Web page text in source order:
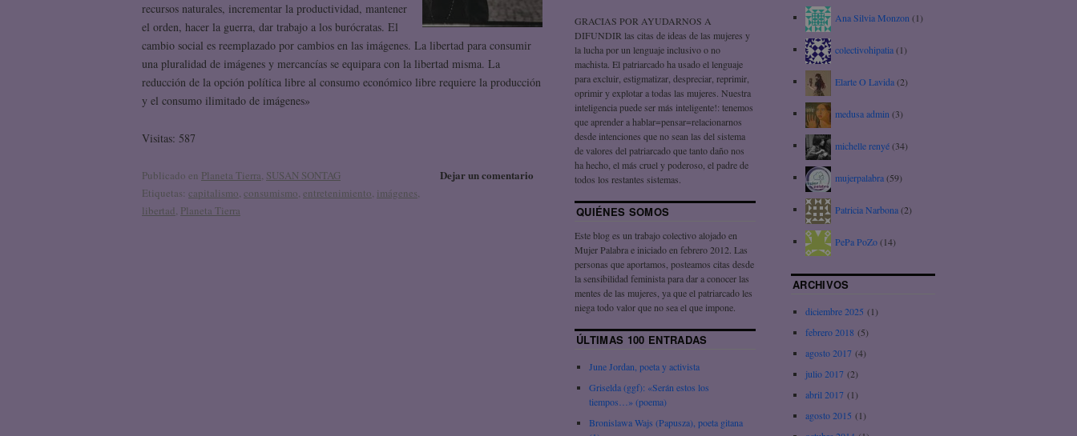
recursos naturales, incrementar la productividad, mantener
el orden, hacer la guerra, dar trabajo a los burócratas. El
cambio social es reemplazado por cambios en las imágenes. La libertad para consumir
una pluralidad de imágenes y mercancías se equipara con la libertad misma. La
reducción de la opción política libre al consumo económico libre requiere la producción
y el consumo ilimitado de imágenes»
Visitas: 587
Dejar un comentario
Publicado en Planeta Tierra, SUSAN SONTAG
Etiquetas: capitalismo, consumismo, entretenimiento, imágenes,
libertad, Planeta Tierra
GRACIAS POR AYUDARNOS A
DIFUNDIR las citas de ideas de las mujeres y
la lucha por un lenguaje inclusivo o no
machista. El patriarcado ha usado el lenguaje
para excluir, estigmatizar, despreciar, reprimir,
oprimir y explotar a todas las mujeres. Nuestra
inteligencia puede ser más inteligente!: tenemos
que aprender a hablar=pensar=relacionarnos
desde intenciones que no sean las del sistema
de valores del patriarcado que tanto daño nos
ha hecho, el más cruel y poderoso, el padre de
todos los restantes sistemas.
QUIÉNES SOMOS
Este blog es un trabajo colectivo alojado en
Mujer Palabra e iniciado en febrero 2012. Las
personas que aportamos, posteamos citas desde
la sensibilidad feminista para dar a conocer las
mentes de las mujeres, ya que el patriarcado les
niega todo valor que no sea el que impone.
ÚLTIMAS 100 ENTRADAS
June Jordan, poeta y activista
Griselda (ggf): «Serán estos los
tiempos…» (poema)
Bronislawa Wajs (Papusza), poeta gitana
Ana Silvia Monzon (1)
colectivohipatia(1)
Elarte O Lavida(2)
medusa admin (3)
michelle renyé(34)
mujerpalabra(59)
Patricia Narbona(2)
PePa PoZo(14)
ARCHIVOS
diciembre 2025 (1)
febrero 2018 (5)
agosto 2017 (4)
julio 2017 (2)
abril 2017 (1)
agosto 2015 (1)